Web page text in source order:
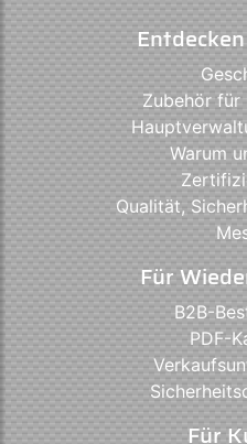
Zubehör für
Warum
Qualität,
Für
B2B-
PDF-
Für